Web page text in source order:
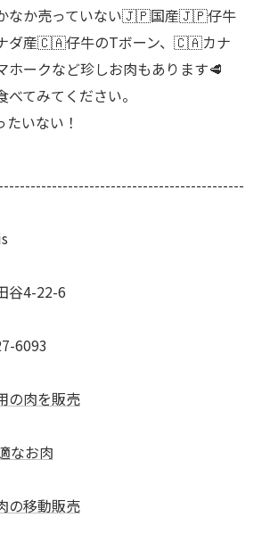
なか売っていない🇯🇵国産🇯🇵仔牛
ダ産🇨🇦仔牛のTボーン、🇨🇦カナ
ークなど珍しお肉もあります🥩
てみてください。
いない！
谷4-22-6
6093
の肉を販売
なお肉
の移動販売